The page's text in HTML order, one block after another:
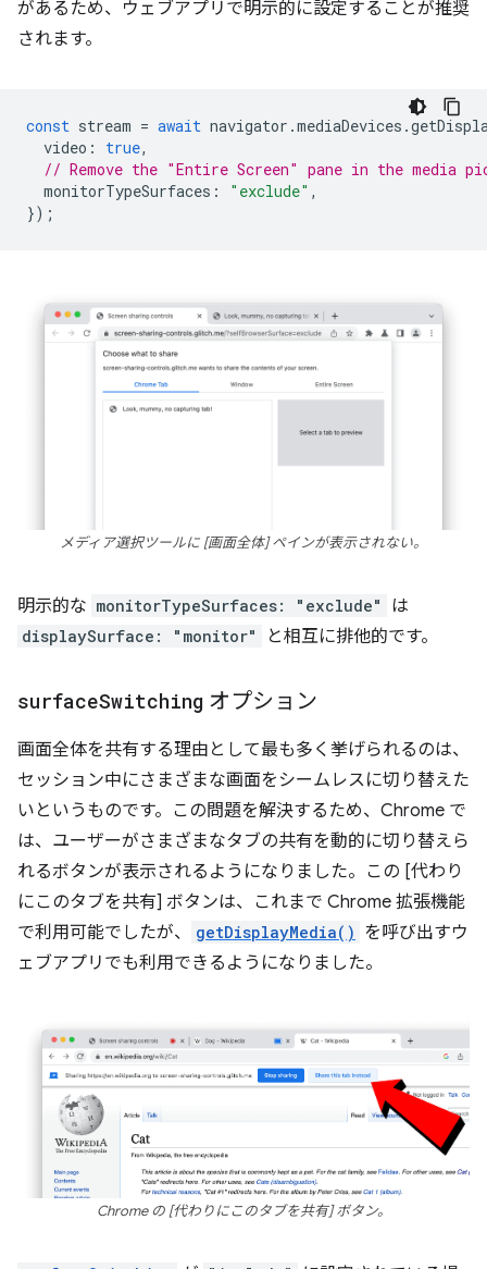
があるため、ウェブアプリで明示的に設定することが推奨
されます。
const stream = await navigator .mediaDevices .
video : true,
// Remove the "Entire Screen" pane in the media
monitorTypeSurfaces : "exclude" ,
});
メディア選択ツールに [画面全体] ペインが表示されない。
明示的な monitorTypeSurfaces: "exclude" は
displaySurface: "monitor" と相互に排他的です。
surfaceSwitching オプション
画面全体を共有する理由として最も多く挙げられるのは、
セッション中にさまざまな画面をシームレスに切り替えた
いというものです。この問題を解決するため、Chrome で
は、ユーザーがさまざまなタブの共有を動的に切り替えら
れるボタンが表示されるようになりました。この [代わり
にこのタブを共有] ボタンは、これまで Chrome 拡張機能
で利用可能でしたが、
getDisplayMedia() を呼び出すウ
ェブアプリでも利用できるようになりました。
Chrome の [代わりにこのタブを共有] ボタン。